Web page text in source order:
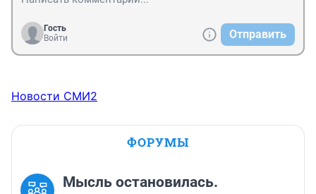
Гость
Войти
Отправить
Новости СМИ2
ФОРУМЫ
Мысль остановилась.